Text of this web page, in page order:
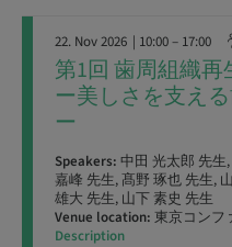
22. Nov 2026 | 10:00 – 17:00
第1回 歯周組織
ー美しさを支え
ー
Speakers: 中田 光太郎 先生
嘉峰 先生, 髙野 琢也 先生,
雄大 先生, 山下 素史 先生
Venue location: 東京コンフ
Description